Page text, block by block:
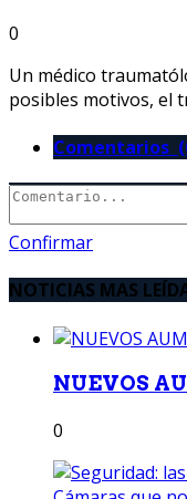
0
Un médico
posibles motivos, el
Comentarios
Confirmar
NOTICIAS MAS
NUEVOS
0